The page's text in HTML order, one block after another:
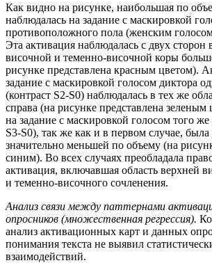
Как видно на рисунке, наибольшая по
наблюдалась на задание с маскировкой
противоположного пола (женским
Эта активация наблюдалась с двух сторон
височной и теменно-височной коры
рисунке представлена красным цветом).
задание с маскировкой голосом диктора
(контраст S2-S0) наблюдалась в тех же
справа (на рисунке представлена
на задание с маскировкой голосом того же
S3-S0), так же как и в первом случае, была
значительно меньшей по объему (на
синим). Во всех случаях преобладала
активация, включавшая область верхней
и теменно-височного сочленения.
Анализ связи между паттернами
опросников (множественная регрессия).
анализ активационных карт и данных
понимания текста не выявил
взаимодействий.